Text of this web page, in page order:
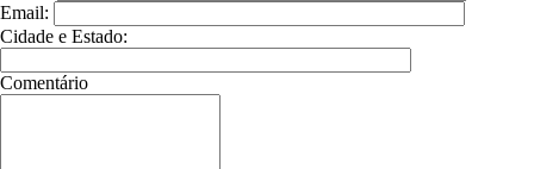
Email:
Cidade e Estado:
Comentário